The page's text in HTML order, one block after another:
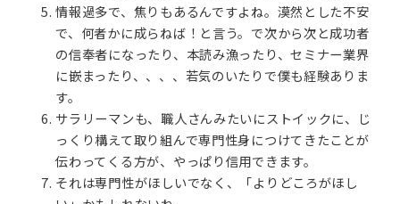
情報過多で、焦りもあるんですよね。漠然とした不安
で、何者かに成らねば！と言う。で次から次と成功者
の信奉者になったり、本読み漁ったり、セミナー業界
に嵌まったり、、、、若気のいたりで僕も経験ありま
す。
サラリーマンも、職人さんみたいにストイックに、じ
っくり構えて取り組んで専門性身につけてきたことが
伝わってくる方が、やっぱり信用できます。
それは専門性がほしいでなく、「よりどころがほし